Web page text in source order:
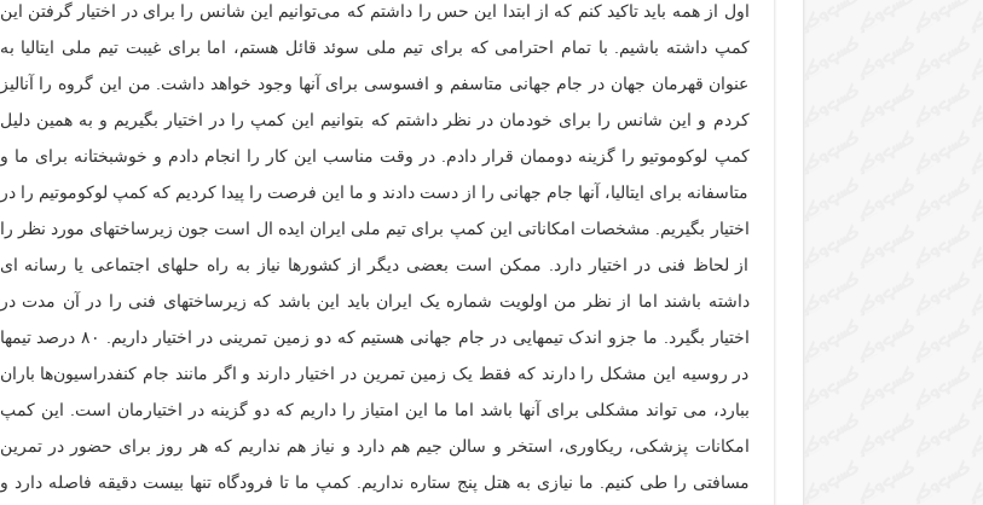
اول از همه باید تاکید کنم که از ابتدا این حس را داشتم که می‌توانیم این شانس را برای در اختیار گرفتن این
کمپ داشته باشیم. با تمام احترامی که برای تیم ملی سوئد قائل هستم، اما برای غیبت تیم ملی ایتالیا به
عنوان قهرمان جهان در جام جهانی متاسفم و افسوسی برای آنها وجود خواهد داشت. من این گروه را آنالیز
کردم و این شانس را برای خودمان در نظر داشتم که بتوانیم این کمپ را در اختیار بگیریم و به همین دلیل
کمپ لوکوموتیو را گزینه دوممان قرار دادم. در وقت مناسب این کار را انجام دادم و خوشبختانه برای ما و
متاسفانه برای ایتالیا، آنها جام جهانی را از دست دادند و ما این فرصت را پیدا کردیم که کمپ لوکوموتیم را در
اختیار بگیریم. مشخصات امکاناتی این کمپ برای تیم ملی ایران ایده ال است جون زیرساختهای مورد نظر را
از لحاظ فنی در اختیار دارد. ممکن است بعضی دیگر از کشورها نیاز به راه حلهای اجتماعی یا رسانه ای
داشته باشند اما از نظر من اولویت شماره یک ایران باید این باشد که زیرساختهای فنی را در آن مدت در
اختیار بگیرد. ما جزو اندک تیمهایی در جام جهانی هستیم که دو زمین تمرینی در اختیار داریم. ۸۰ درصد تیمها
در روسیه این مشکل را دارند که فقط یک زمین تمرین در اختیار دارند و اگر مانند جام کنفدراسیون‌ها باران
ببارد، می تواند مشکلی برای آنها باشد اما ما این امتیاز را داریم که دو گزینه در اختیارمان است. این کمپ
امکانات پزشکی، ریکاوری، استخر و سالن جیم هم دارد و نیاز هم نداریم که هر روز برای حضور در تمرین
مسافتی را طی کنیم. ما نیازی به هتل پنج ستاره نداریم. کمپ ما تا فرودگاه تنها بیست دقیقه فاصله دارد و